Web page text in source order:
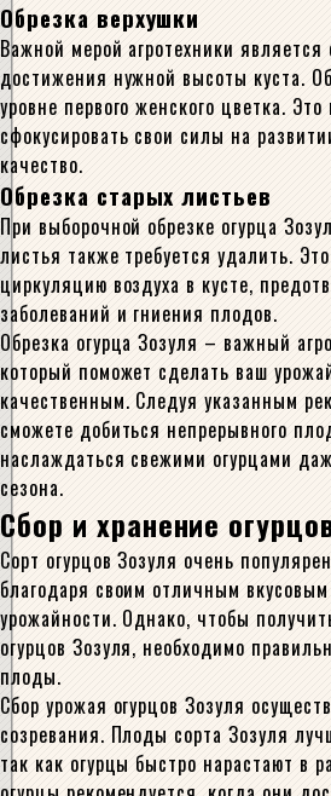
Обрезка верхушки
Важной мерой агротехники является
достижения нужной высоты куста.
уровне первого женского цветка.
сфокусировать свои силы на
качество.
Обрезка старых листьев
При выборочной обрезке огурца
листья также требуется удалить.
циркуляцию воздуха в кусте,
заболеваний и гниения плодов.
Обрезка огурца Зозуля – важный
который поможет сделать ваш
качественным. Следуя указанным
сможете добиться непрерывного
наслаждаться свежими огурцами
сезона.
Сбор и хранение
Сорт огурцов Зозуля очень
благодаря своим отличным
урожайности. Однако, чтобы
огурцов Зозуля, необходимо
плоды.
Сбор урожая огурцов Зозуля
созревания. Плоды сорта Зозуля
так как огурцы быстро нарастают в